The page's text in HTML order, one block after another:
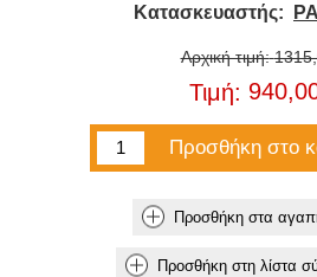
Κατασκευαστής:
Αρχική τιμή:
Τιμή: